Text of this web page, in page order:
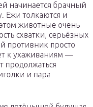
начинается брачный
Ежи толкаются и
животные очень
схватки, серьёзных
противник просто
к ухаживаниям —
продолжаться
и пара